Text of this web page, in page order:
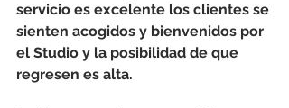
servicio es excelente los clientes se
sienten acogidos y bienvenidos por
el Studio y la posibilidad de que
regresen es alta.